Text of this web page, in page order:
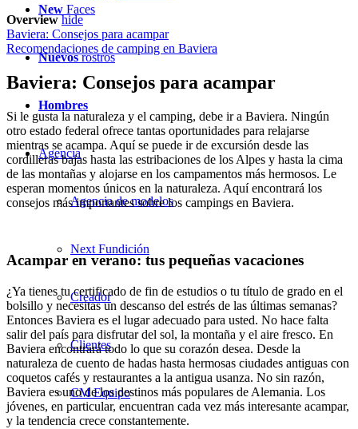
New Faces
Nuevosrostros
Hombres
Agencia
Agencia de modelos
Next Fundición
Creador
Clientes
CM Equipo
Overview hide
Baviera: Consejos para acampar
Recomendaciones de camping en Baviera
Baviera: Consejos para acampar
Si le gusta la naturaleza y el camping, debe ir a Baviera. Ningún
otro estado federal ofrece tantas oportunidades para relajarse
mientras se acampa. Aquí se puede ir de excursión desde las
cordilleras bajas hasta las estribaciones de los Alpes y hasta la cima
de las montañas y alojarse en los campamentos más hermosos. Le
esperan momentos únicos en la naturaleza. Aquí encontrará los
consejos más importantes sobre los campings en Baviera.
Acampar en verano: tus pequeñas vacaciones
¿Ya tienes tu certificado de fin de estudios o tu título de grado en el
bolsillo y necesitas un descanso del estrés de las últimas semanas?
Entonces Baviera es el lugar adecuado para usted. No hace falta
salir del país para disfrutar del sol, la montaña y el aire fresco. En
Baviera encontrará todo lo que su corazón desea. Desde la
naturaleza de cuento de hadas hasta hermosas ciudades antiguas con
coquetos cafés y restaurantes a la antigua usanza. No sin razón,
Baviera es uno de los destinos más populares de Alemania. Los
jóvenes, en particular, encuentran cada vez más interesante acampar,
y la tendencia crece constantemente.